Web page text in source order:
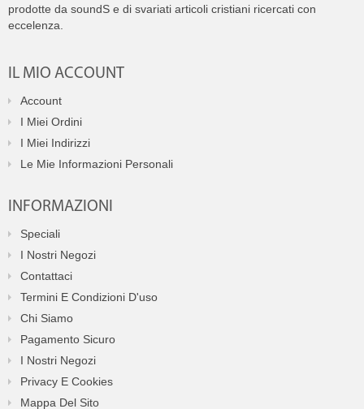
prodotte da soundS e di svariati articoli cristiani ricercati con
eccelenza.
IL MIO ACCOUNT
Account
I Miei Ordini
I Miei Indirizzi
Le Mie Informazioni Personali
INFORMAZIONI
Speciali
I Nostri Negozi
Contattaci
Termini E Condizioni D'uso
Chi Siamo
Pagamento Sicuro
I Nostri Negozi
Privacy E Cookies
Mappa Del Sito